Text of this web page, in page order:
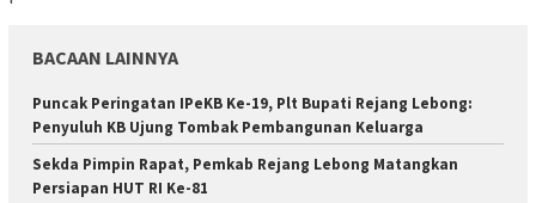
BACAAN LAINNYA
Puncak Peringatan IPeKB Ke-19, Plt Bupati Rejang Lebong:
Penyuluh KB Ujung Tombak Pembangunan Keluarga
Sekda Pimpin Rapat, Pemkab Rejang Lebong Matangkan
Persiapan HUT RI Ke-81